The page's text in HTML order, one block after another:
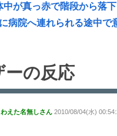
中が真っ赤で階段から落
病院へ連れられる途中で
ーの反応
えた名無しさん 2010/08/04(水)